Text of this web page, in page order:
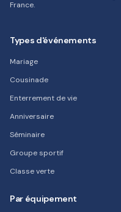
France.
Types d'événements
Mariage
Cousinade
Enterrement de vie
Anniversaire
Séminaire
Groupe sportif
Classe verte
Par équipement